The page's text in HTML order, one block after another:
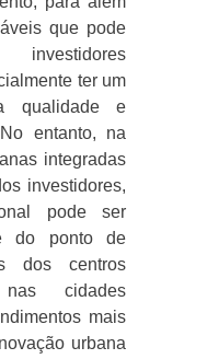
que pode
ter um
qualidade e
entanto, na
integradas
investidores,
pode ser
do ponto de
dos centros
nas cidades
mais
urbana